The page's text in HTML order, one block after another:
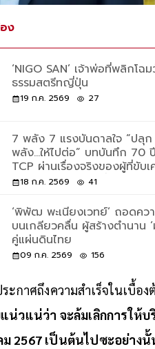
ง
‘NIGO SAN’ เจ้าพ่อที่พลิกโฉ
ธรรมสตรีทญี่ปุ่น
19 ก.ค. 2569 27
7 พลัง 7 แรงบันดาลใจ “ปลุก
พลัง...ให้ไปต่อ” บทบันทึก 70 ปี
TCP ผ่านเรื่องจริงของผู้ที่ขับ
ด้วยพลังและความเชื่อ
18 ก.ค. 2569 41
‘พิพัฒ พะเนียงเวทย์’ ถอดคว
บนเกลียวคลื่น ผู้สร้างตำนาน ‘
คู่แผ่นดินไทย
09 ก.ค. 2569 156
กาศถึงความสำเร็จในเบื้อ
น่วแน่ว่า จะล้มเลิกการให้
2567 เป็นต้นไปซะอย่างนั้